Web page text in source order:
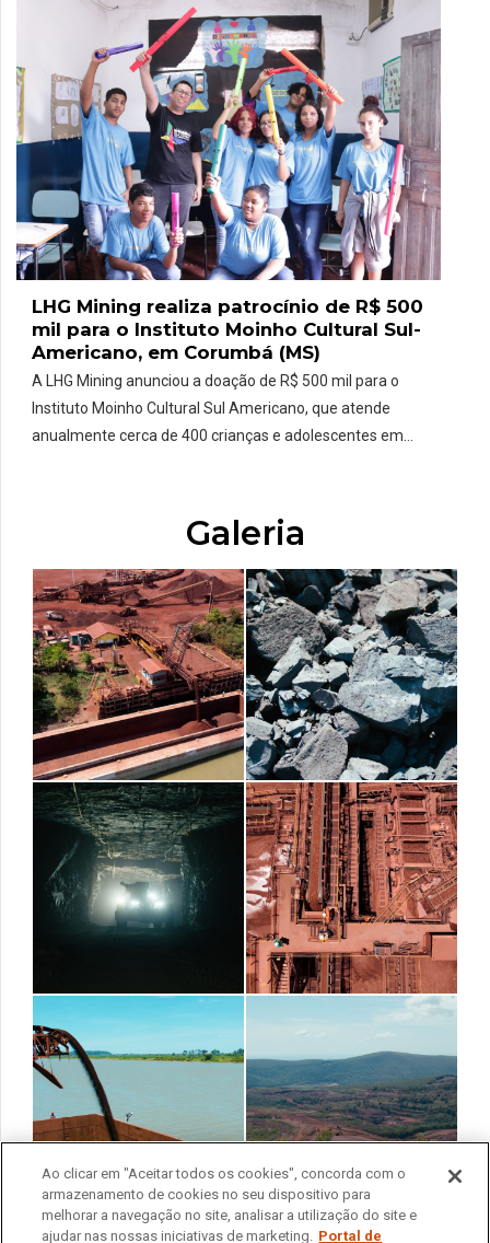
para este ano. A pauta da sustentabilidade está entre as
prioridades da mineradora, que reconhece a prática
como […]
LHG Mining realiza patrocínio de R$ 500
mil para o Instituto Moinho Cultural Sul-
Americano, em Corumbá (MS)
A LHG Mining anunciou a doação de R$ 500 mil para o
Instituto Moinho Cultural Sul Americano, que atende
anualmente cerca de 400 crianças e adolescentes em
empresa com a promoção da cultura e cidadania na
Galeria
Ao clicar em "Aceitar todos os cookies", concorda com o
armazenamento de cookies no seu dispositivo para
melhorar a navegação no site, analisar a utilização do site e
ajudar nas nossas iniciativas de marketing. Portal de